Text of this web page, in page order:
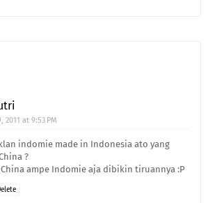
2011 at 9:53 PM
indomie made in Indonesia ato yang
?
ampe Indomie aja dibikin tiruannya :P